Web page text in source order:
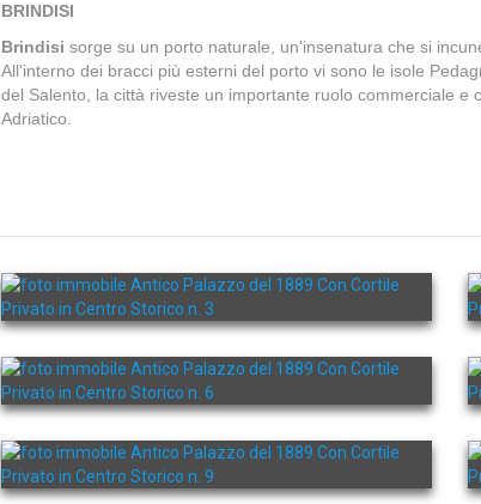
BRINDISI
Brindisi sorge su un porto naturale, un'insenatura che si
All'interno dei bracci più esterni del porto vi sono le isole
del Salento, la città riveste un importante ruolo commerciale
Adriatico.